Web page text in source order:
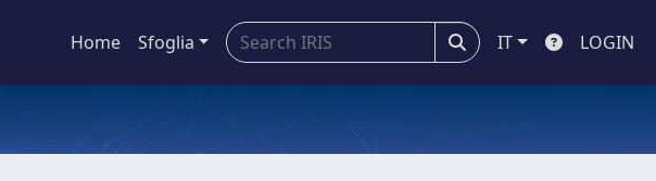
Home Sfoglia IT LOGIN